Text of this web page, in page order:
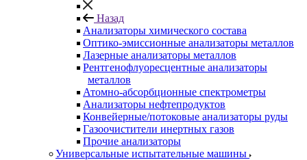
Назад
Анализаторы химического состава
Оптико-эмиссионные анализаторы металлов
Лазерные анализаторы металлов
Рентгенофлуоресцентные анализаторы
металлов
Атомно-абсорбционные спектрометры
Анализаторы нефтепродуктов
Конвейерные/потоковые анализаторы руды
Газоочистители инертных газов
Прочие анализаторы
Универсальные испытательные машины